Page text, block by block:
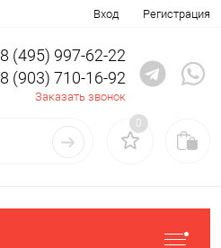
Вход Регистрация
8 (495) 997-62-22
8 (903) 710-16-92
Заказать звонок
0